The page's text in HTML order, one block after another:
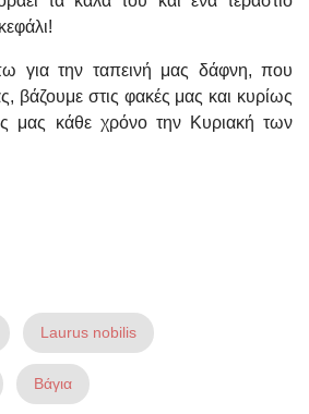
για την ταπεινή μας δάφνη, που
βάζουμε στις φακές μας και κυρίως
μας κάθε χρόνο την Κυριακή των
Laurus nobilis
Βάγια